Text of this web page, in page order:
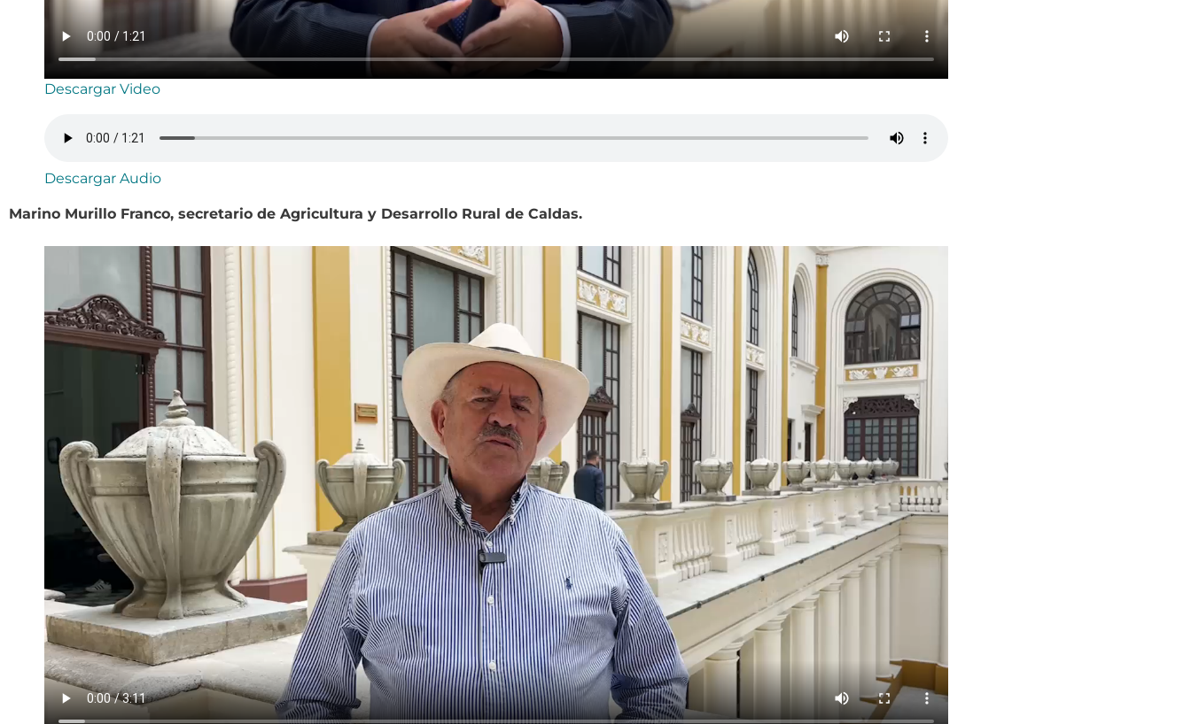
Descargar Video
Descargar Audio
Marino Murillo Franco, secretario de Agricultura y Desarrollo Rural de Caldas.